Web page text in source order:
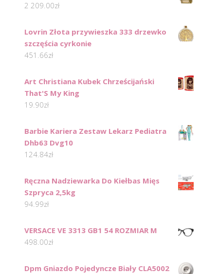
2 209.00zł
Lovrin Złota przywieszka 333 drzewko
szczęścia cyrkonie
451.66zł
Art Christiana Kubek Chrześcijański
That'S My King
19.90zł
Barbie Kariera Zestaw Lekarz Pediatra
Dhb63 Dvg10
124.84zł
Ręczna Nadziewarka Do Kiełbas Mięs
Szpryca 2,5kg
94.99zł
VERSACE VE 3313 GB1 54 ROZMIAR M
498.00zł
Dpm Gniazdo Pojedyncze Biały CLA5002